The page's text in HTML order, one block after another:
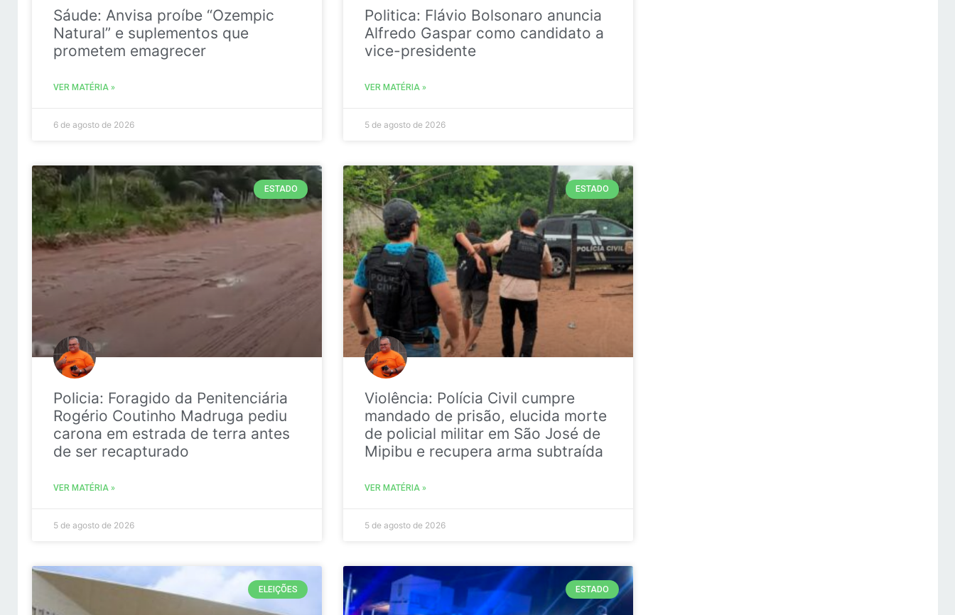
Sáude: Anvisa proíbe “Ozempic
Natural” e suplementos que
prometem emagrecer
VER MATÉRIA »
6 de agosto de 2026
Politica: Flávio Bolsonaro anuncia
Alfredo Gaspar como candidato a
vice-presidente
VER MATÉRIA »
5 de agosto de 2026
ESTADO
Policia: Foragido da Penitenciária
Rogério Coutinho Madruga pediu
carona em estrada de terra antes
de ser recapturado
VER MATÉRIA »
5 de agosto de 2026
ESTADO
Violência: Polícia Civil cumpre
mandado de prisão, elucida morte
de policial militar em São José de
Mipibu e recupera arma subtraída
VER MATÉRIA »
5 de agosto de 2026
ELEIÇÕES ESTADO